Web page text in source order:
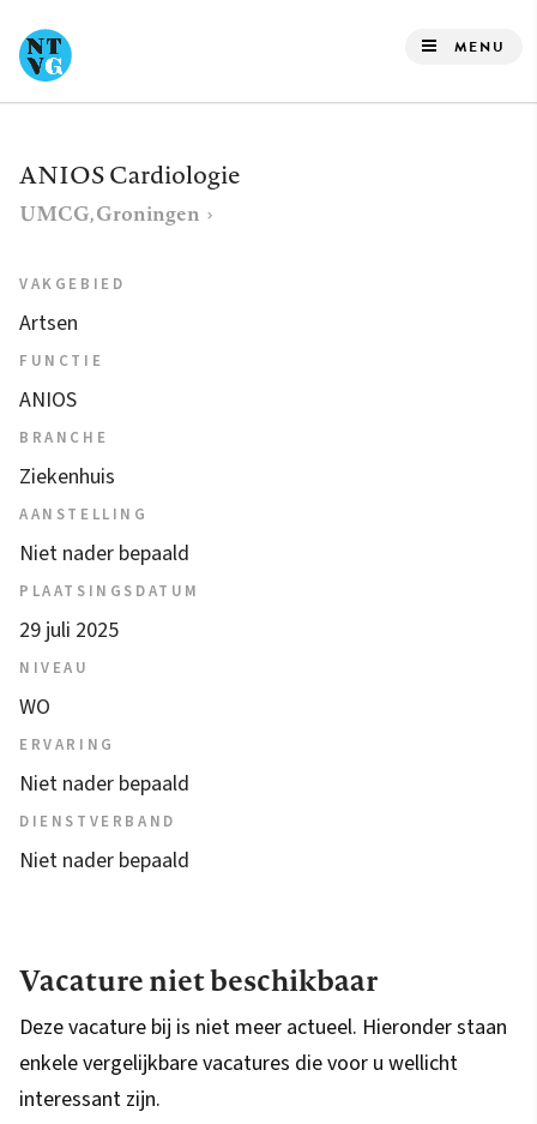
naar
de
gaan
MENU
ANIOS Cardiologie
UMCG, Groningen
VAKGEBIED
Artsen
FUNCTIE
ANIOS
BRANCHE
Ziekenhuis
AANSTELLING
Niet nader bepaald
PLAATSINGSDATUM
29 juli 2025
NIVEAU
WO
ERVARING
Niet nader bepaald
DIENSTVERBAND
Niet nader bepaald
Vacature niet beschikbaar
Deze vacature bij is niet meer actueel. Hieronder staan
enkele vergelijkbare vacatures die voor u wellicht
interessant zijn.